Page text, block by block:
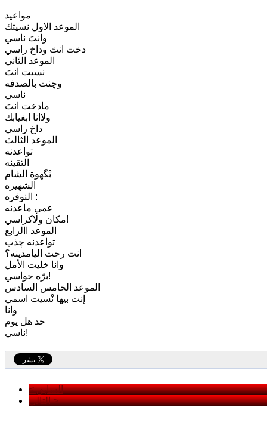
مواعيد
الموعد الاول نسيتك
وانتَ ناسي
دخت انتَ وداخ راسي
الموعد الثاني
نسيت انتَ
وچنت بالصدفه
ناسي
مادخت انتَ
ولاانا ابغيابك
داخ راسي
الموعد الثالث
تواعدنه
التقينه
بْگهوة الشام
الشهيره
النوفره :
عمي ماعدنه
مكان ولاكراسي!
الموعد االرابع
تواعدنه چذب
انت رحت اليامدينه؟
وانا خليت الأمل
برّه حواسي!
الموعد الخامس السادس
إنت بيها نْسيت اسمي
وانا
حد هل يوم
ناسي!
< السابق
التالي >